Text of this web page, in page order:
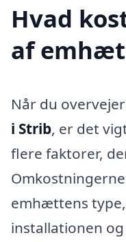
Hvad
af
Når du overvejer
i Strib, er det
flere faktorer,
emhættens
installationen